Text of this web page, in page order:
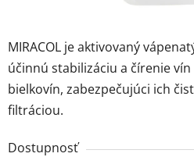
MIRACOL je aktivovaný
účinnú stabilizáciu a čírenie
bielkovín, zabezpečujúci ich
filtráciou.
Dostupnosť